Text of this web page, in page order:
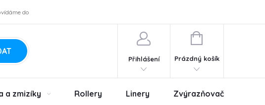
doochrany osobních údajů
Přihlášení
NÁKUPNÍ
Prázdný košík
a zmizíky Rollery Linery Zvýrazňovače